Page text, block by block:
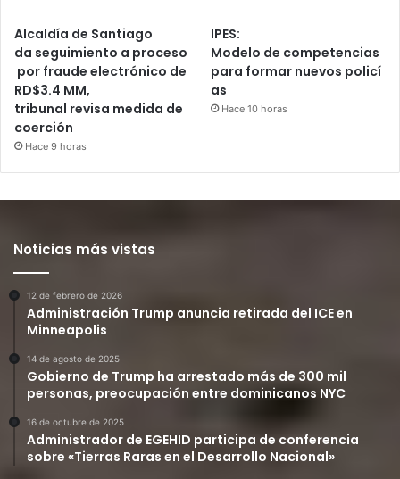
Alcaldía de Santiago
da seguimiento a proceso
por fraude electrónico de
RD$3.4 MM,
tribunal revisa medida de
coerción
Hace 9 horas
IPES:
Modelo de competencias
para formar nuevos policí
as
Hace 10 horas
Noticias más vistas
12 de febrero de 2026
Administración Trump anuncia retirada del ICE en
Minneapolis
14 de agosto de 2025
Gobierno de Trump ha arrestado más de 300 mil
personas, preocupación entre dominicanos NYC
16 de octubre de 2025
Administrador de EGEHID participa de conferencia
sobre «Tierras Raras en el Desarrollo Nacional»